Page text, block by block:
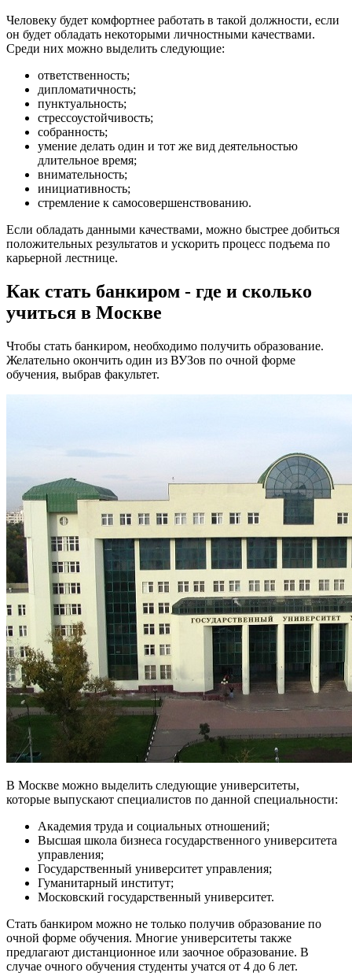
Человеку будет комфортнее работать в такой должности, если
он будет обладать некоторыми личностными качествами.
Среди них можно выделить следующие:
ответственность;
дипломатичность;
пунктуальность;
стрессоустойчивость;
собранность;
умение делать один и тот же вид деятельностью
длительное время;
внимательность;
инициативность;
стремление к самосовершенствованию.
Если обладать данными качествами, можно быстрее добиться
положительных результатов и ускорить процесс подъема по
карьерной лестнице.
Как стать банкиром - где и сколько
учиться в Москве
Чтобы стать банкиром, необходимо получить образование.
Желательно окончить один из ВУЗов по очной форме
обучения, выбрав факультет.
В Москве можно выделить следующие университеты,
которые выпускают специалистов по данной специальности:
Академия труда и социальных отношений;
Высшая школа бизнеса государственного университета
управления;
Государственный университет управления;
Гуманитарный институт;
Московский государственный университет.
Стать банкиром можно не только получив образование по
очной форме обучения. Многие университеты также
предлагают дистанционное или заочное образование. В
случае очного обучения студенты учатся от 4 до 6 лет.